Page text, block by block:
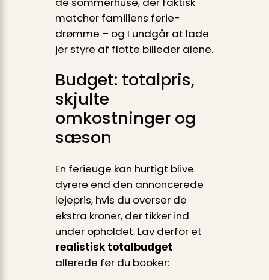
matcher familiens ferie­
drømme – og I undgår at lade
jer styre af flotte billeder alene.
Budget: totalpris,
skjulte
omkostninger og
sæson
En ferieuge kan hurtigt blive
dyrere end den annoncerede
lejepris, hvis du overser de
ekstra kroner, der tikker ind
under opholdet. Lav derfor et
realistisk totalbudget
allerede før du booker: